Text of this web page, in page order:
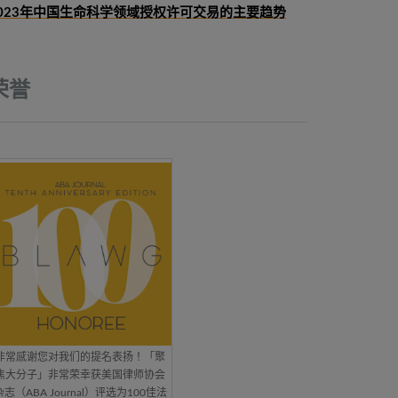
年中国生命科学领域授权许可交易的主要趋势
誉
常感谢您对我们的提名表扬！「聚
大分子」非常荣幸获美国律师协会
志（ABA Journal）评选为100佳法